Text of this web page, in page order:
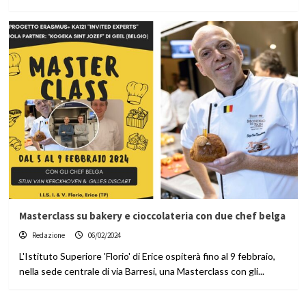
Masterclass su bakery e cioccolateria con due chef belga
Redazione 06/02/2024
L'Istituto Superiore 'Florio' di Erice ospiterà fino al 9 febbraio,
nella sede centrale di via Barresi, una Masterclass con gli...